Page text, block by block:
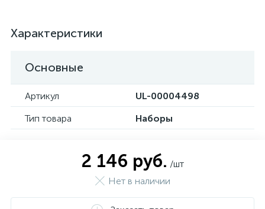
Характеристики
Основные
Артикул
UL-00004498
Тип товара
Наборы
2 146 руб. /шт
Нет в наличии